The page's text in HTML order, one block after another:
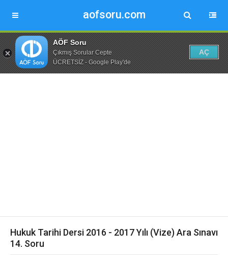
aofsoru.com
AÖF Soru
Çıkmış Sorular Cepte
ÜCRETSİZ - Google Play'de
AÇ
Hukuk Tarihi Dersi 2016 - 2017 Yılı (Vize) Ara Sınavı
14. Soru